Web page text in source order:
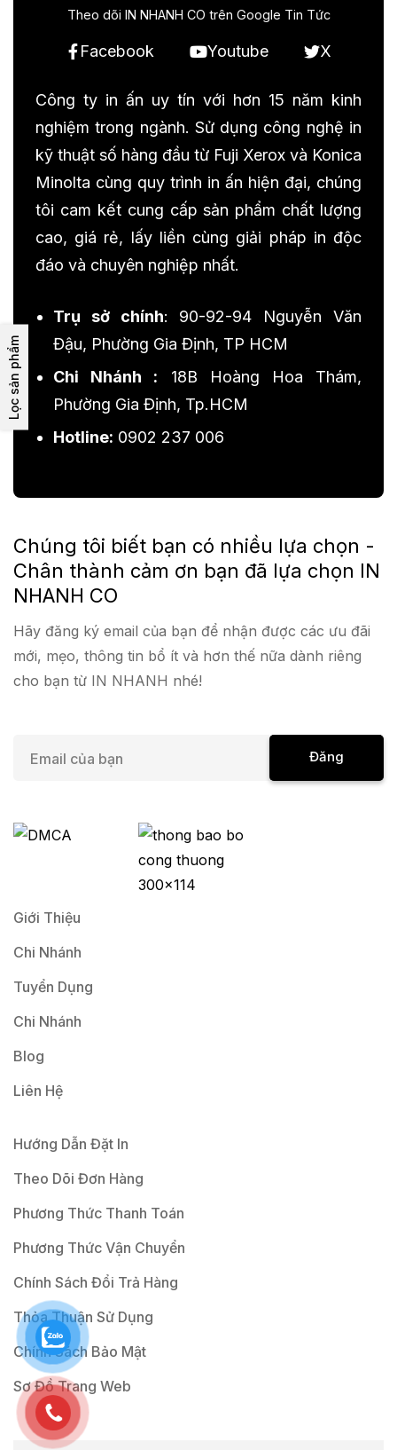
Lọc sản phẩm
Theo dõi IN NHANH CO trên Google Tin Tức
Facebook Youtube X
Công ty in ấn uy tín với hơn 15 năm kinh
nghiệm trong ngành. Sử dụng công nghệ in
kỹ thuật số hàng đầu từ Fuji Xerox và Konica
Minolta cùng quy trình in ấn hiện đại, chúng
tôi cam kết cung cấp sản phẩm chất lượng
cao, giá rẻ, lấy liền cùng giải pháp in độc
đáo và chuyên nghiệp nhất.
Trụ sở chính: 90-92-94 Nguyễn Văn
Đậu, Phường Gia Định, TP HCM
Chi Nhánh : 18B Hoàng Hoa Thám,
Phường Gia Định, Tp.HCM
Hotline: 0902 237 006
Chúng tôi biết bạn có nhiều lựa chọn -
Chân thành cảm ơn bạn đã lựa chọn IN
NHANH CO
Hãy đăng ký email của bạn để nhận được các ưu đãi
mới, mẹo, thông tin bổ ít và hơn thế nữa dành riêng
cho bạn từ IN NHANH nhé!
i
Đăng
Giới Thiệu
Chi Nhánh
Tuyển Dụng
Chi Nhánh
Blog
Liên Hệ
Hướng Dẫn Đặt In
Theo Dõi Đơn Hàng
Phương Thức Thanh Toán
Phương Thức Vận Chuyển
Chính Sách Đổi Trả Hàng
Thỏa Thuận Sử Dụng
Chính Sách Bảo Mật
Sơ Đồ Trang Web